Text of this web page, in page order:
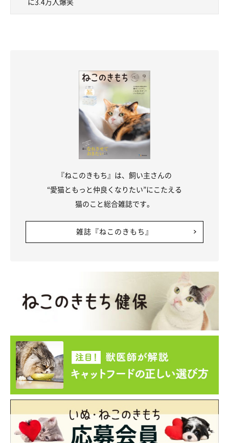
『ねこのきもち』は、飼い主さんの
“愛猫ともっと仲良くなりたい”にこたえる
猫のこと総合雑誌です。
雑誌『ねこのきもち』